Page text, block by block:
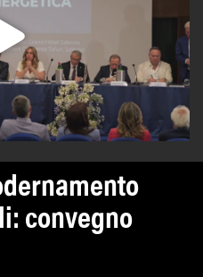
convegno